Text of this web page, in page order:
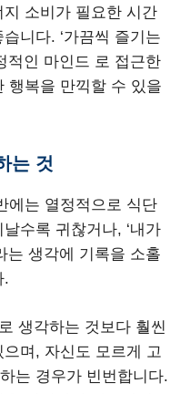
소비가 필요한 시간
니다. ‘가끔씩 즐기는
적인 마인드 로 접근한
행복을 만끽할 수 있을
는 것
에는 열정적으로 식단
수록 귀찮거나, ‘내가
는 생각에 기록을 소홀
.
생각하는 것보다 훨씬
며, 자신도 모르게 고
는 경우가 빈번합니다.